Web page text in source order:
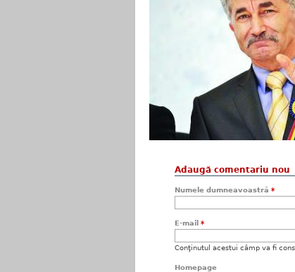
Adaugă comentariu nou
Numele dumneavoastră *
E-mail *
Conţinutul acestui câmp va fi
Homepage